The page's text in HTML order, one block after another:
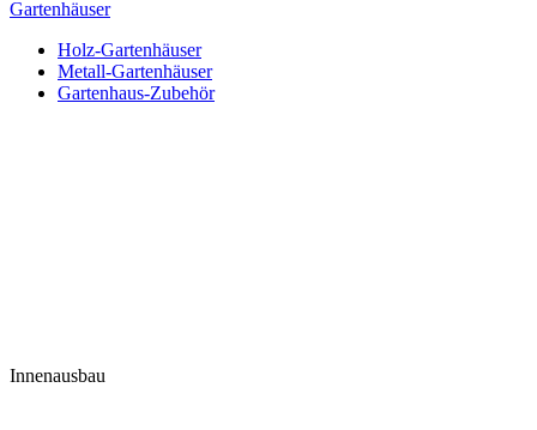
Gartenhäuser
Holz-Gartenhäuser
Metall-Gartenhäuser
Gartenhaus-Zubehör
Innenausbau